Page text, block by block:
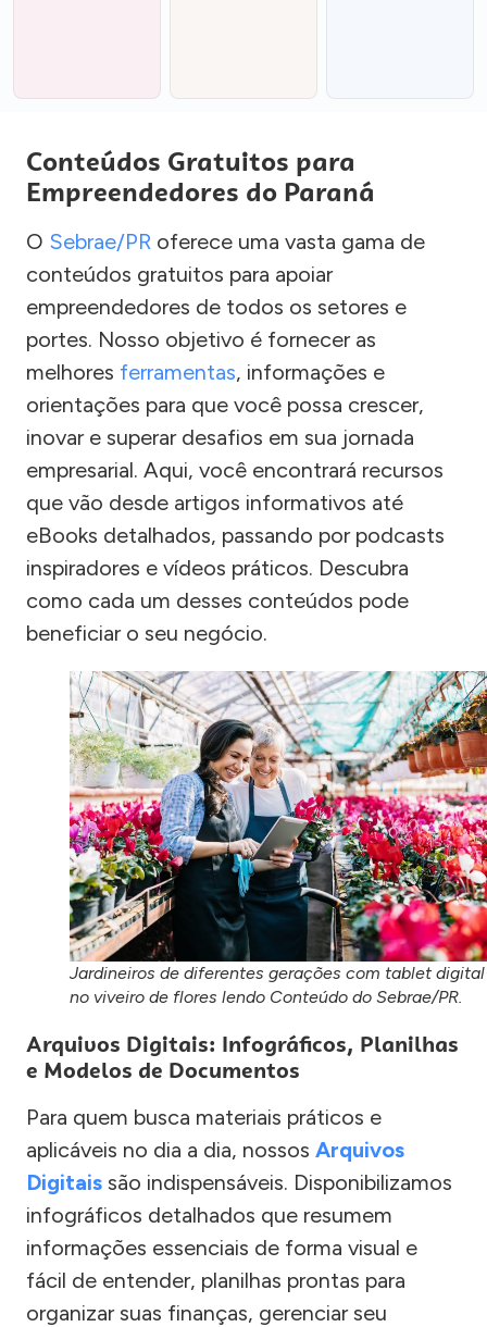
Conteúdos Gratuitos para
Empreendedores do Paraná
O Sebrae/PR oferece uma vasta gama de
conteúdos gratuitos para apoiar
empreendedores de todos os setores e
portes. Nosso objetivo é fornecer as
melhores ferramentas, informações e
orientações para que você possa crescer,
inovar e superar desafios em sua jornada
empresarial. Aqui, você encontrará recursos
que vão desde artigos informativos até
eBooks detalhados, passando por podcasts
inspiradores e vídeos práticos. Descubra
como cada um desses conteúdos pode
beneficiar o seu negócio.
Jardineiros de diferentes gerações com tablet digital
no viveiro de flores lendo Conteúdo do Sebrae/PR.
Arquivos Digitais: Infográficos, Planilhas
e Modelos de Documentos
Para quem busca materiais práticos e
aplicáveis no dia a dia, nossos Arquivos
Digitais são indispensáveis. Disponibilizamos
infográficos detalhados que resumem
informações essenciais de forma visual e
fácil de entender, planilhas prontas para
organizar suas finanças, gerenciar seu